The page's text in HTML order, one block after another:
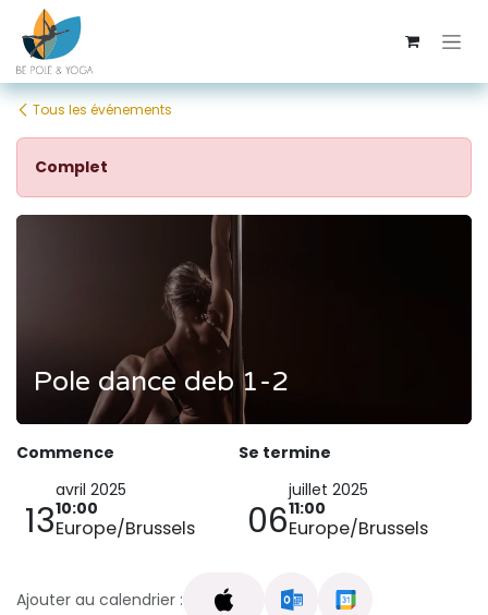
Se rendre au contenu
Tous les événements
Complet
Pole dance deb 1-2
Commence
13
avril 2025
10:00
Europe/Brussels
Se termine
06
juillet 2025
11:00
Europe/Brussels
Ajouter au calendrier :